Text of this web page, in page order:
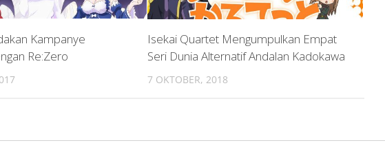
Kampanye
Re:Zero
Isekai Quartet Mengumpulkan Empat
Seri Dunia Alternatif Andalan Kadokawa
7 OKTOBER, 2018